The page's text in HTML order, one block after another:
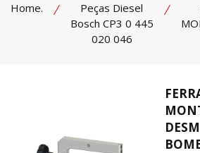
Home.
Peças Diesel
Bosch CP3 0 445
020 046